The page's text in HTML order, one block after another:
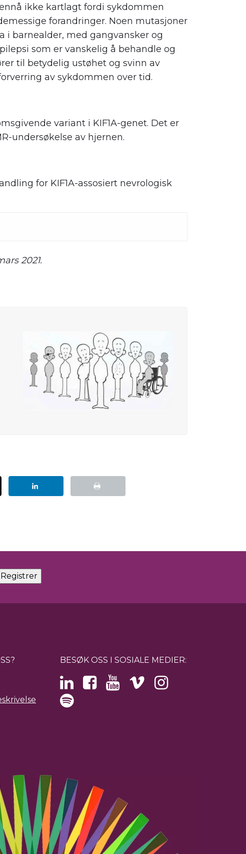
ikke kartlagt fordi sykdommen
forandringer. Noen mutasjoner
i barnealder, med gangvansker og
som er vanskelig å behandle og
til betydelig ustøhet og svinn av
av sykdommen over tid.
variant i KIF1A-genet. Det er
undersøkelse av hjernen.
for KIF1A-assosiert nevrologisk
2021.
BESØK OSS I SOSIALE MEDIER: